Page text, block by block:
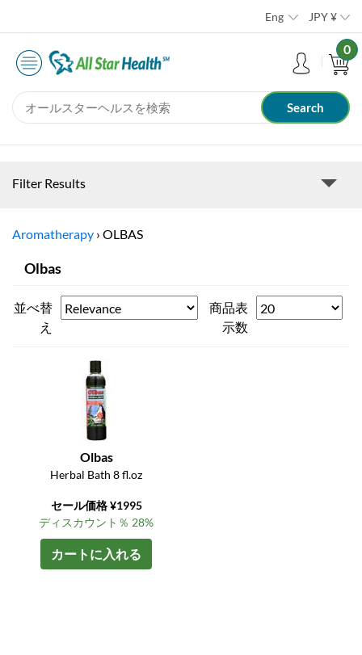
Eng JPY¥
0
Filter Results
Aromatherapy › OLBAS
Olbas
並べ替
え
商品表
示数
Olbas
Herbal Bath 8 fl.oz
セール価格 ¥1995
ディスカウント％ 28%
カートに入れる